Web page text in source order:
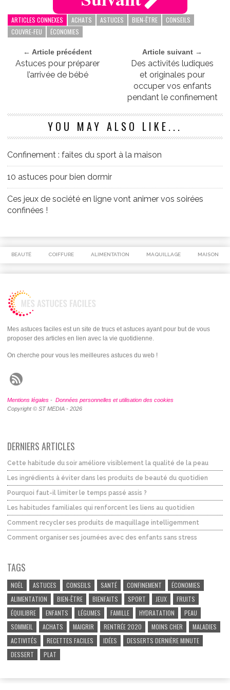
ARTICLES CONNEXES ACHATS ASTUCES BIEN-ÊTRE
CONSEILS
COUVRE-FEU
ÉCONOMIES
← Article précédent
Astuces pour préparer
l’arrivée de bébé
Article suivant →
Des activités ludiques
et originales pour
occuper vos enfants
pendant le confinement
YOU MAY ALSO LIKE...
Confinement : faites du sport à la maison
10 astuces pour bien dormir
Ces jeux de société en ligne vont animer vos soirées
confinées !
BEAUTÉ COIFFURE ALIMENTATION MAQUILLAGE MAISON
Mes astuces faciles est un site de trucs et astuces ayant pour but de vous
proposer des articles en lien avec la vie quotidienne.
On cherche pour vous les meilleures astuces du web !
Mentions légales - Données personnelles et utilisation des cookies
Copyright © ST MEDIA - 2026
DERNIERS ARTICLES
Cette habitude du soir améliore visiblement la qualité de la peau
Les ingrédients à éviter dans les produits de beauté du quotidien
Pourquoi faut-il limiter le temps passé assis ?
Les habitudes familiales qui renforcent les liens au quotidien
Comment recycler ses produits de maquillage intelligemment
Comment organiser ses journées avec des enfants sans stress
TAGS
NOËL ASTUCES CONSEILS SANTÉ CONFINEMENT
ÉCONOMIES
ALIMENTATION
BIEN-ÊTRE BIENFAITS SPORT JEUX
FRUITS
ÉQUILIBRE
ENFANTS LÉGUMES FAMILLE HYDRATATION
PEAU
SOMMEIL
ACHATS MAIGRIR RENTRÉE 2020 MOINS CHER
MALADIES
ACTIVITÉS
RECETTES FACILES IDÉES
DESSERTS DERNIÈRE MINUTE
DESSERT
PLAT